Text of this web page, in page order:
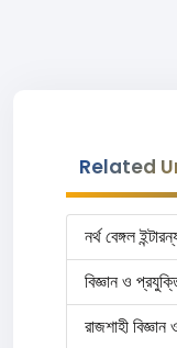
Related
নর্থ বেঙ্গল
বিজ্ঞান ও
রাজশাহী